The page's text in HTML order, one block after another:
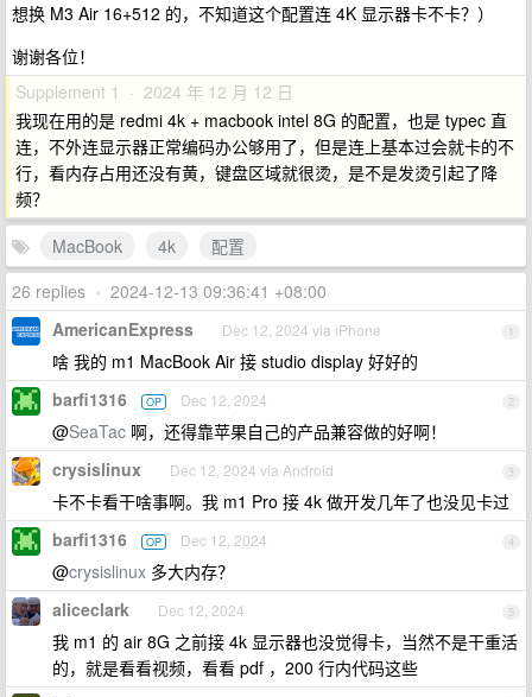
想换 M3 Air 16+512 的，不知道这个配置连 4K 显示器卡不卡？）
谢谢各位！
Supplement 1 · 2024 年 12 月 12 日
我现在用的是 redmi 4k + macbook intel 8G 的配置，也是 typec 直
连，不外连显示器正常编码办公够用了，但是连上基本过会就卡的不
行，看内存占用还没有黄，键盘区域就很烫，是不是发烫引起了降
频？
MacBook
4k
配置
26 replies • 2024-12-13 09:36:41 +08:00
1
AmericanExpress Dec 12, 2024 via iPhone
啥 我的 m1 MacBook Air 接 studio display 好好的
2
barfi1316 OP Dec 12, 2024
@SeaTac 啊，还得靠苹果自己的产品兼容做的好啊！
3
crysislinux Dec 12, 2024 via Android
卡不卡看干啥事啊。我 m1 Pro 接 4k 做开发几年了也没见卡过
4
barfi1316 OP Dec 12, 2024
@crysislinux 多大内存？
5
aliceclark Dec 12, 2024
我 m1 的 air 8G 之前接 4k 显示器也没觉得卡，当然不是干重活
的，就是看看视频，看看 pdf ，200 行内代码这些